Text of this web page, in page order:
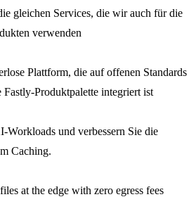
gleichen Services, die wir auch für die
verwenden
Plattform, die auf offenen Standards
Fastly-Produktpalette integriert ist
Workloads und verbessern Sie die
Caching.
at the edge with zero egress fees